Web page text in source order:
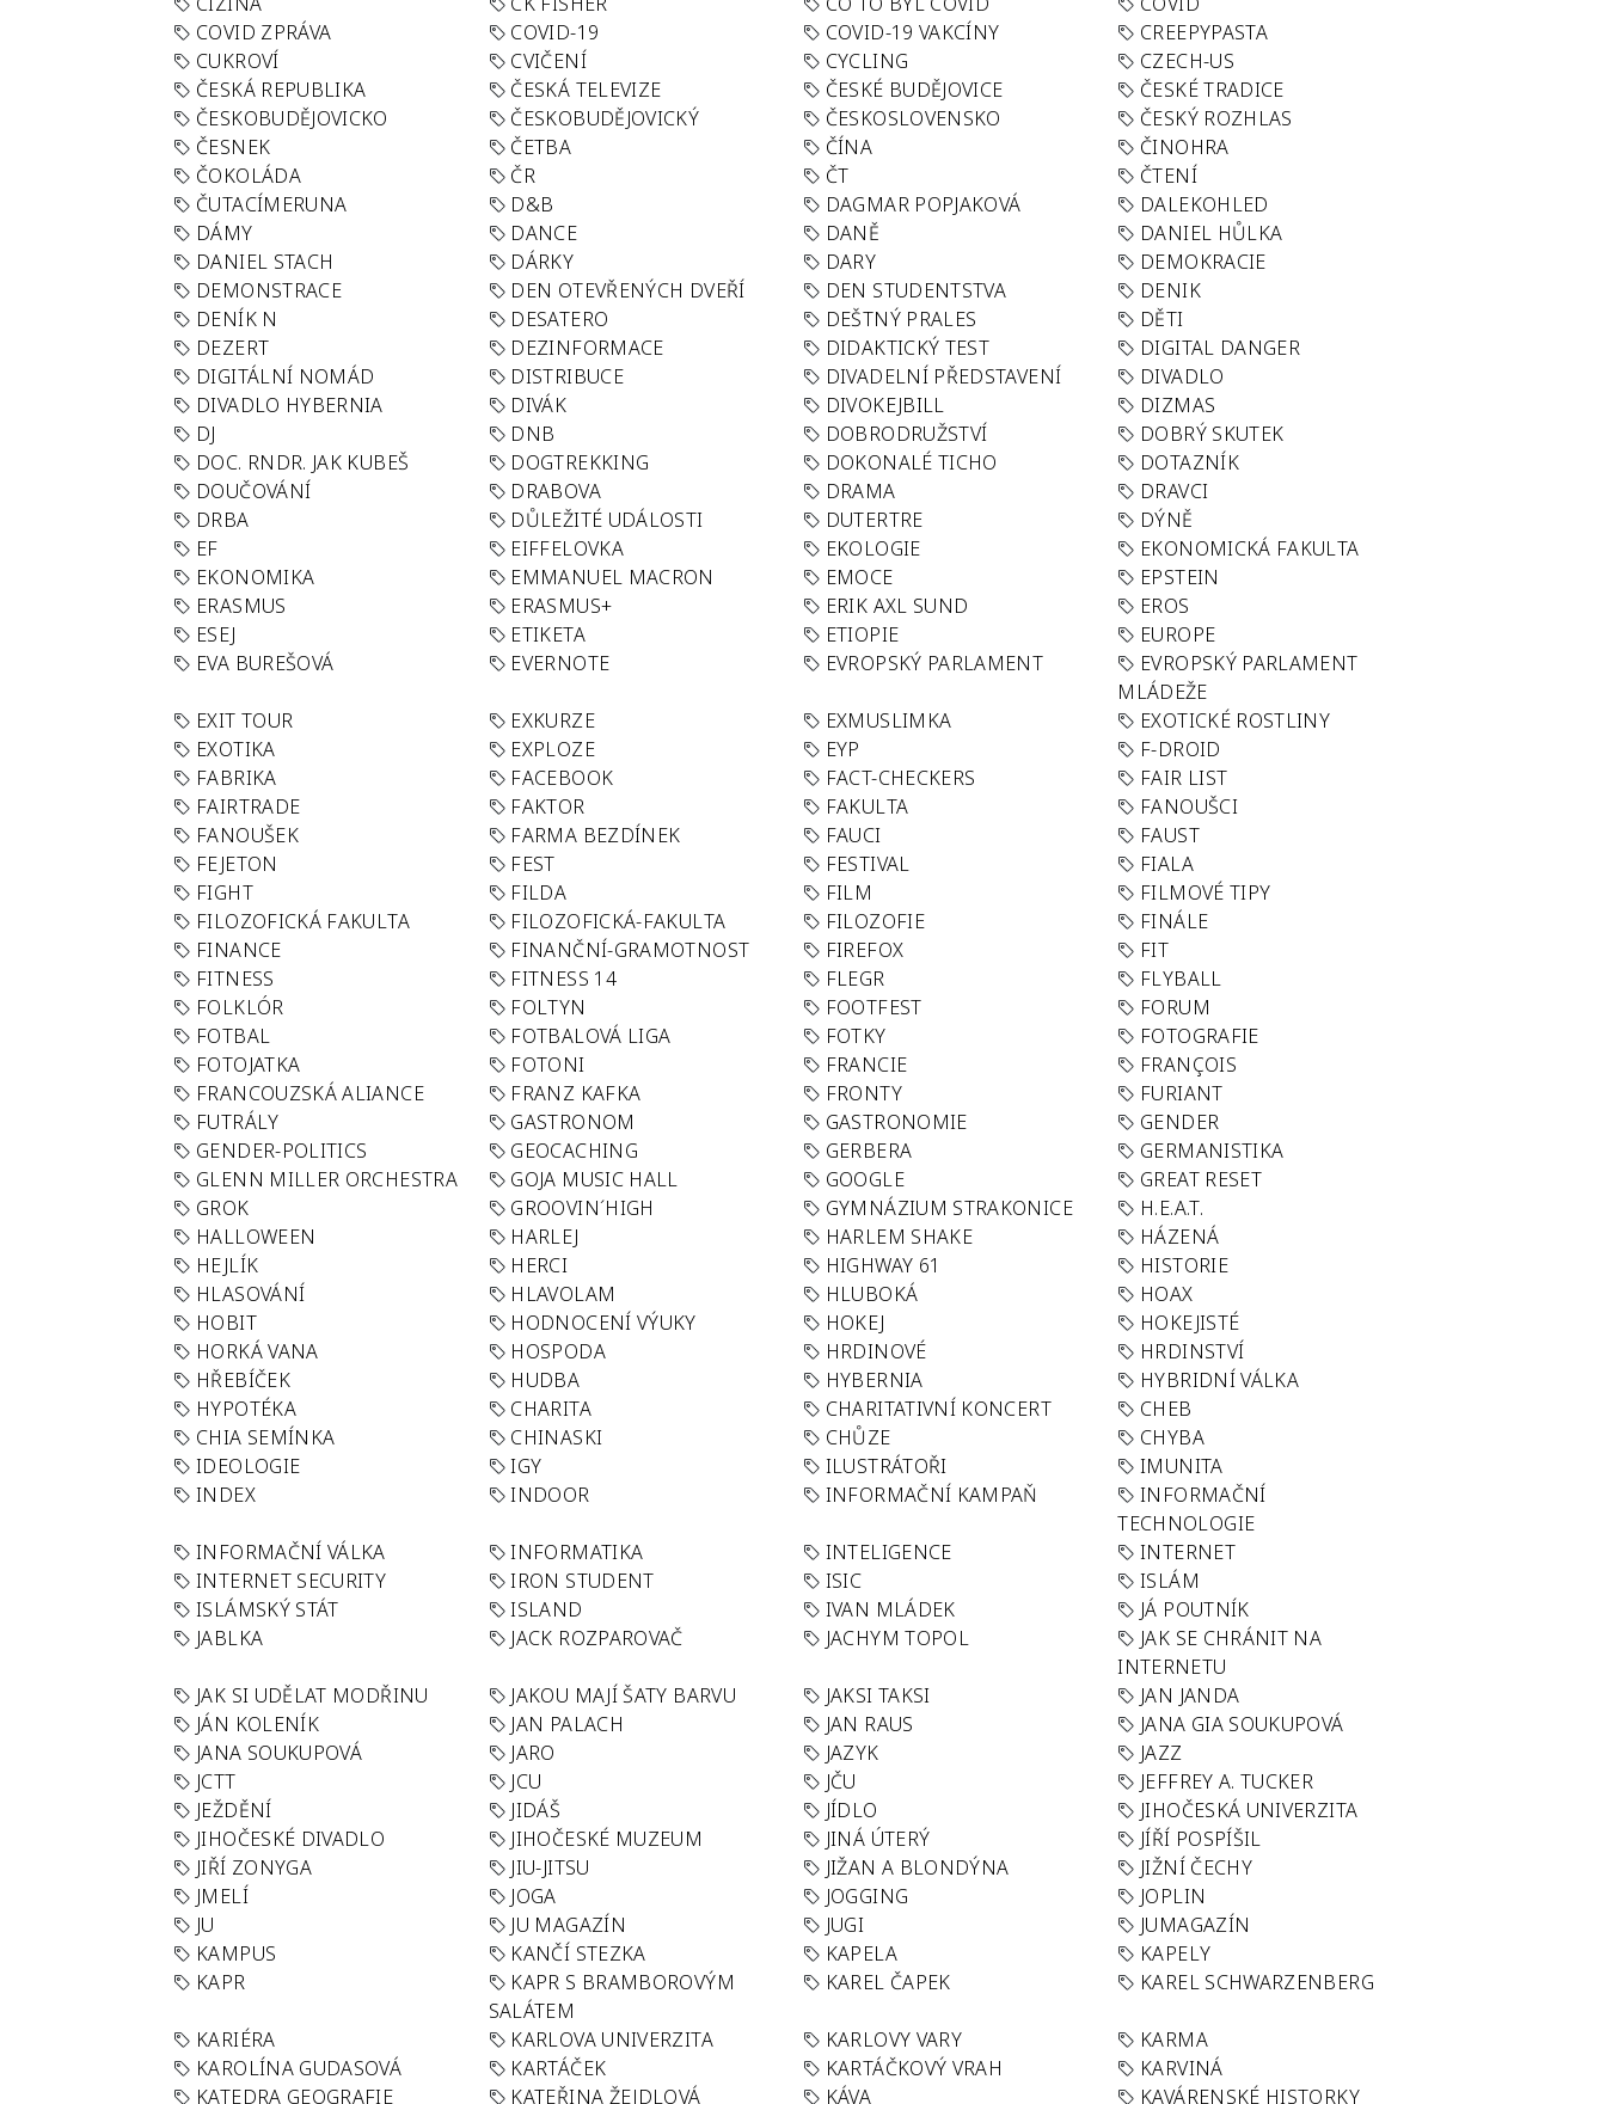
COVID ZPRÁVA
COVID-19 COVID-19 VAKCÍNY
CREEPYPASTA
CUKROVÍ
CVIČENÍ CYCLING
CZECH-US
ČESKÁ REPUBLIKA
ČESKÁ TELEVIZE ČESKÉ BUDĚJOVICE
ČESKÉ TRADICE
ČESKOBUDĚJOVICKO
ČESKOBUDĚJOVICKÝ ČESKOSLOVENSKO
ČESKÝ ROZHLAS
ČESNEK
ČETBA ČÍNA
ČINOHRA
ČOKOLÁDA
ČR ČT
ČTENÍ
ČUTACÍMERUNA
D&B DAGMAR POPJAKOVÁ
DALEKOHLED
DÁMY
DANCE DANĚ
DANIEL HŮLKA
DANIEL STACH
DÁRKY DARY
DEMOKRACIE
DEMONSTRACE
DEN OTEVŘENÝCH DVEŘÍ DEN STUDENTSTVA
DENIK
DENÍK N
DESATERO DEŠTNÝ PRALES
DĚTI
DEZERT
DEZINFORMACE DIDAKTICKÝ TEST
DIGITAL DANGER
DIGITÁLNÍ NOMÁD
DISTRIBUCE DIVADELNÍ PŘEDSTAVENÍ
DIVADLO
DIVADLO HYBERNIA
DIVÁK DIVOKEJBILL
DIZMAS
DJ
DNB DOBRODRUŽSTVÍ
DOBRÝ SKUTEK
DOC. RNDR. JAK KUBEŠ
DOGTREKKING DOKONALÉ TICHO
DOTAZNÍK
DOUČOVÁNÍ
DRABOVA DRAMA
DRAVCI
DRBA
DŮLEŽITÉ UDÁLOSTI DUTERTRE
DÝNĚ
EF
EIFFELOVKA EKOLOGIE
EKONOMICKÁ FAKULTA
EKONOMIKA
EMMANUEL MACRON EMOCE
EPSTEIN
ERASMUS
ERASMUS+ ERIK AXL SUND
EROS
ESEJ
ETIKETA ETIOPIE
EUROPE
EVA BUREŠOVÁ
EVERNOTE EVROPSKÝ PARLAMENT
EVROPSKÝ PARLAMENT
MLÁDEŽE
EXIT TOUR
EXKURZE EXMUSLIMKA
EXOTICKÉ ROSTLINY
EXOTIKA
EXPLOZE EYP
F-DROID
FABRIKA
FACEBOOK FACT-CHECKERS
FAIR LIST
FAIRTRADE
FAKTOR FAKULTA
FANOUŠCI
FANOUŠEK
FARMA BEZDÍNEK FAUCI
FAUST
FEJETON
FEST FESTIVAL
FIALA
FIGHT
FILDA FILM
FILMOVÉ TIPY
FILOZOFICKÁ FAKULTA
FILOZOFICKÁ-FAKULTA FILOZOFIE
FINÁLE
FINANCE
FINANČNÍ-GRAMOTNOST FIREFOX
FIT
FITNESS
FITNESS 14 FLEGR
FLYBALL
FOLKLÓR
FOLTYN FOOTFEST
FORUM
FOTBAL
FOTBALOVÁ LIGA FOTKY
FOTOGRAFIE
FOTOJATKA
FOTONI FRANCIE
FRANÇOIS
FRANCOUZSKÁ ALIANCE
FRANZ KAFKA FRONTY
FURIANT
FUTRÁLY
GASTRONOM GASTRONOMIE
GENDER
GENDER-POLITICS
GEOCACHING GERBERA
GERMANISTIKA
GLENN MILLER ORCHESTRA
GOJA MUSIC HALL GOOGLE
GREAT RESET
GROK
GROOVIN´HIGH GYMNÁZIUM STRAKONICE
H.E.A.T.
HALLOWEEN
HARLEJ HARLEM SHAKE
HÁZENÁ
HEJLÍK
HERCI HIGHWAY 61
HISTORIE
HLASOVÁNÍ
HLAVOLAM HLUBOKÁ
HOAX
HOBIT
HODNOCENÍ VÝUKY HOKEJ
HOKEJISTÉ
HORKÁ VANA
HOSPODA HRDINOVÉ
HRDINSTVÍ
HŘEBÍČEK
HUDBA HYBERNIA
HYBRIDNÍ VÁLKA
HYPOTÉKA
CHARITA CHARITATIVNÍ KONCERT
CHEB
CHIA SEMÍNKA
CHINASKI CHŮZE
CHYBA
IDEOLOGIE
IGY ILUSTRÁTOŘI
IMUNITA
INDEX
INDOOR INFORMAČNÍ KAMPAŇ
INFORMAČNÍ
TECHNOLOGIE
INFORMAČNÍ VÁLKA
INFORMATIKA INTELIGENCE
INTERNET
INTERNET SECURITY
IRON STUDENT ISIC
ISLÁM
ISLÁMSKÝ STÁT
ISLAND IVAN MLÁDEK
JÁ POUTNÍK
JABLKA
JACK ROZPAROVAČ JACHYM TOPOL
JAK SE CHRÁNIT NA
INTERNETU
JAK SI UDĚLAT MODŘINU
JAKOU MAJÍ ŠATY BARVU JAKSI TAKSI
JAN JANDA
JÁN KOLENÍK
JAN PALACH JAN RAUS
JANA GIA SOUKUPOVÁ
JANA SOUKUPOVÁ
JARO JAZYK
JAZZ
JCTT
JCU JČU
JEFFREY A. TUCKER
JEŽDĚNÍ
JIDÁŠ JÍDLO
JIHOČESKÁ UNIVERZITA
JIHOČESKÉ DIVADLO
JIHOČESKÉ MUZEUM JINÁ ÚTERÝ
JÍŘÍ POSPÍŠIL
JIŘÍ ZONYGA
JIU-JITSU JIŽAN A BLONDÝNA
JIŽNÍ ČECHY
JMELÍ
JOGA JOGGING
JOPLIN
JU
JU MAGAZÍN JUGI
JUMAGAZÍN
KAMPUS
KANČÍ STEZKA KAPELA
KAPELY
KAPR
KAPR S BRAMBOROVÝM
SALÁTEM
KAREL ČAPEK KAREL SCHWARZENBERG
KARIÉRA KARLOVA UNIVERZITA KARLOVY VARY
KARMA
KAROLÍNA GUDASOVÁ
KARTÁČEK KARTÁČKOVÝ VRAH
KARVINÁ
KATEDRA GEOGRAFIE
KATEŘINA ŽEJDLOVÁ KÁVA KAVÁRENSKÉ HISTORKY